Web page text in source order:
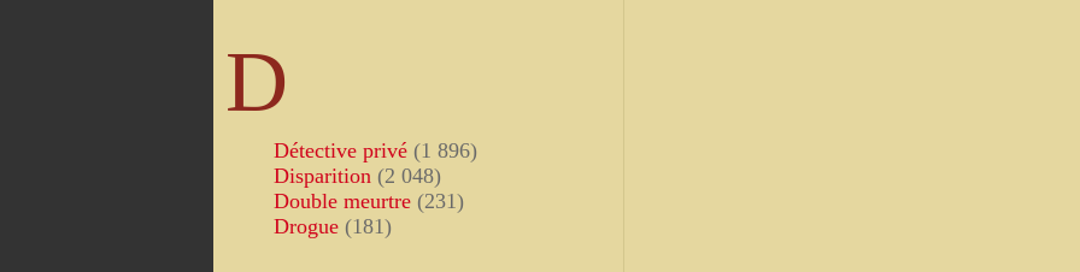
D
Détective privé (1 896)
Disparition (2 048)
Double meurtre (231)
Drogue (181)